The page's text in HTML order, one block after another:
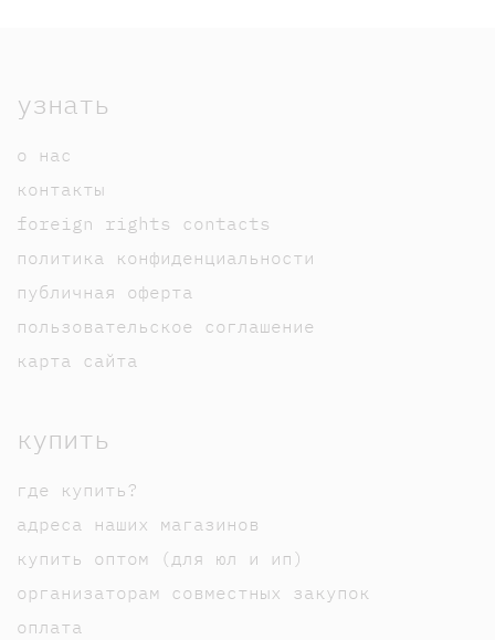
узнать
о нас
контакты
foreign rights contacts
политика конфиденциальности
публичная оферта
пользовательское соглашение
карта сайта
купить
где купить?
адреса наших магазинов
купить оптом (для юл и ип)
организаторам совместных закупок
оплата